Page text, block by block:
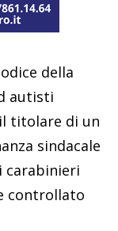
della
autisti
titolare di un
sindacale
carabinieri
controllato